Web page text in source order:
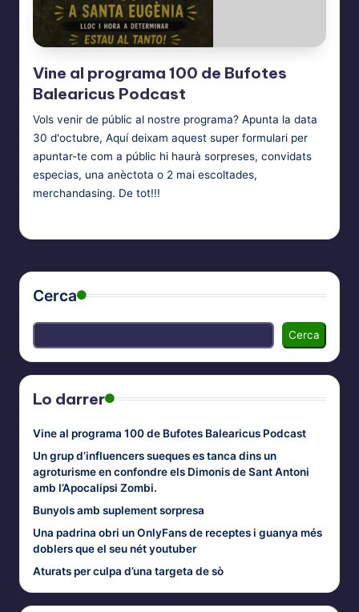
Vine al programa 100 de Bufotes
Balearicus Podcast
Vols venir de públic al nostre programa? Apunta la data
30 d'octubre, Aquí deixam aquest super formulari per
apuntar-te com a públic hi haurà sorpreses, convidats
especias, una anèctota o 2 mai escoltades,
merchandasing. De tot!!!
Cerca
Cerca
Lo darrer
Vine al programa 100 de Bufotes Balearicus Podcast
Un grup d’influencers sueques es tanca dins un
agroturisme en confondre els Dimonis de Sant Antoni
amb l’Apocalipsi Zombi.
Bunyols amb suplement sorpresa
Una padrina obri un OnlyFans de receptes i guanya més
doblers que el seu nét youtuber
Aturats per culpa d’una targeta de sò